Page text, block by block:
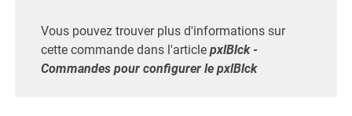
Vous pouvez trouver plus d'informations sur
cette commande dans l'article pxlBlck -
Commandes pour configurer le pxlBlck